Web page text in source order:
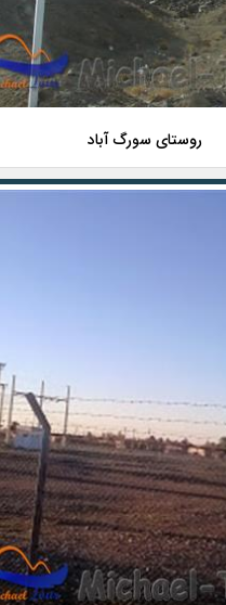
روستای سورگ آباد